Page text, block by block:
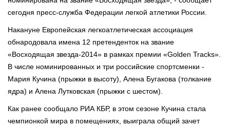
сегодня пресс-служба Федерации легкой атлетики России.
Накануне Европейская легкоатлетическая ассоциация
обнародовала имена 12 претенденток на звание
«Восходящая звезда-2014» в рамках премии «Golden Tracks».
В числе номинированных и три российские спортсменки -
Мария Кучина (прыжки в высоту), Алена Бугакова (толкание
ядра) и Алена Лутковская (прыжки с шестом).
Как ранее сообщало РИА КБР, в этом сезоне Кучина стала
чемпионкой мира в помещениях, выиграла общий зачет